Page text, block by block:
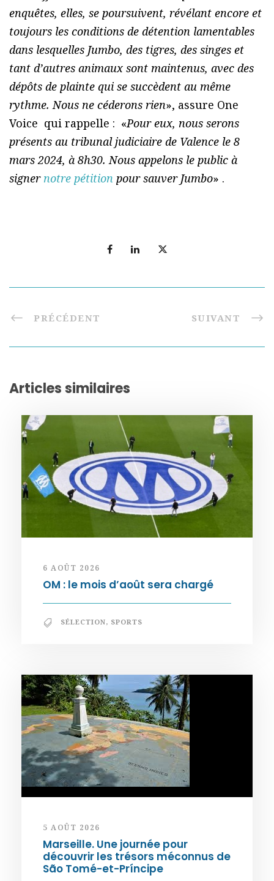
enquêtes, elles, se poursuivent, révélant encore et
toujours les conditions de détention lamentables
dans lesquelles Jumbo, des tigres, des singes et
tant d’autres animaux sont maintenus, avec des
dépôts de plainte qui se succèdent au même
rythme. Nous ne céderons rien», assure One
Voice qui rappelle : «Pour eux, nous serons
présents au tribunal judiciaire de Valence le 8
mars 2024, à 8h30. Nous appelons le public à
signer notre pétition pour sauver Jumbo» .
PRÉCÉDENT SUIVANT
Articles similaires
6 AOÛT 2026
OM : le mois d’août sera chargé
SÉLECTION, SPORTS
5 AOÛT 2026
Marseille. Une journée pour
découvrir les trésors méconnus de
São Tomé-et-Príncipe